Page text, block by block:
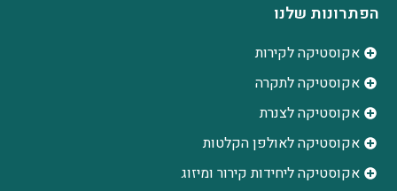
הפתרונות שלנו
אקוסטיקה לקירות
אקוסטיקה לתקרה
אקוסטיקה לצנרת
אקוסטיקה לאולפן הקלטות
‫אקוסטיקה ליחידות קירור ומיזוג